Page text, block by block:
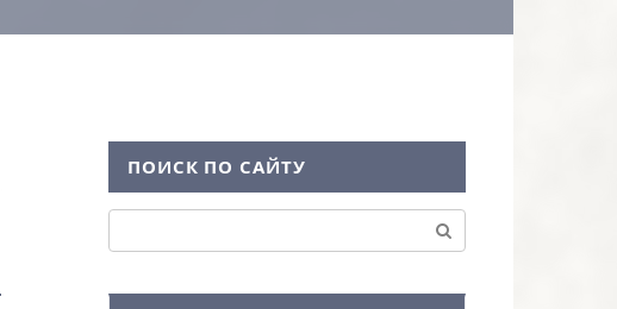
ПОИСК ПО САЙТУ